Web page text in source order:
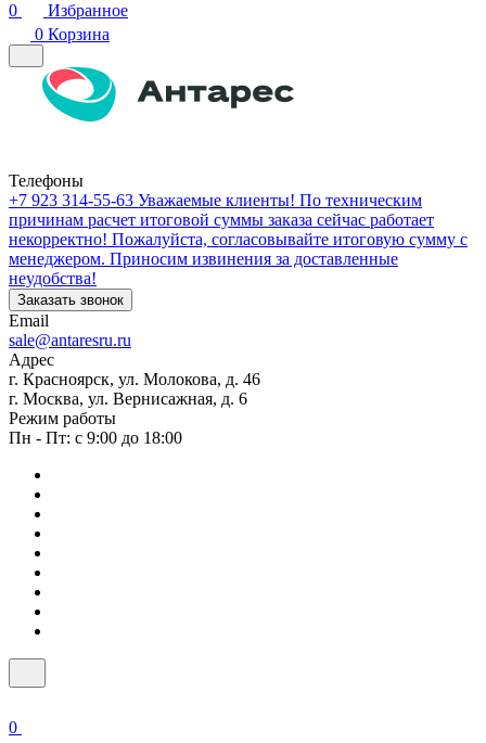
0
Избранное
0 Корзина
Телефоны
+7 923 314-55-63 Уважаемые клиенты! По техническим
причинам расчет итоговой суммы заказа сейчас работает
некорректно! Пожалуйста, согласовывайте итоговую сумму с
менеджером. Приносим извинения за доставленные
неудобства!
Заказать звонок
Email
sale@antaresru.ru
Адрес
г. Красноярск, ул. Молокова, д. 46
г. Москва, ул. Вернисажная, д. 6
Режим работы
Пн - Пт: с 9:00 до 18:00
0